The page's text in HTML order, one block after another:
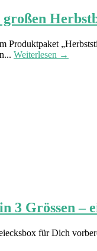
Produktpaket
Weiterlesen →
3 Grössen
für Dich